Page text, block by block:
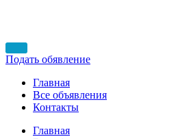
Подать обявление
Главная
Все объявления
Контакты
Главная